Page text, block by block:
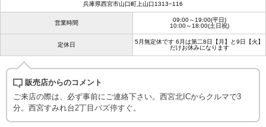
兵庫県西宮市山口町上山口1313−116
営業時間
09:00～19:00(平日)
10:00～18:00(土日祝)
定休日
5月無定休です 6月は第二8日【月】と9日【火】
だけお休みになります
販売店からのコメント
ご来店の際は、必ず事前にご連絡下さい。西宮北ICからクルマで3
分。西宮すみれ台2丁目バズ停すぐ。